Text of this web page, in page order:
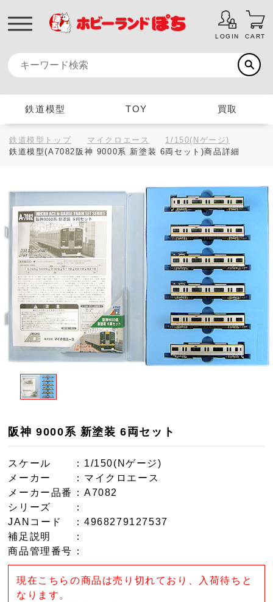
LOGIN CART
鉄道模型 TOY 買取
鉄道模型トップ マイクロエース
1/150(Nゲージ)
鉄道模型(A7082阪神 9000系 新塗装 6両セット)商品詳細
阪神 9000系 新塗装 6両セット
スケール
：1/150(Nゲージ)
メーカー
：マイクロエース
メーカー品番
：A7082
シリーズ
：
JANコード
：4968279127537
補足説明
：
商品管理番号 ：
現在こちらの商品は売り切れており、入荷待ちと
なります。